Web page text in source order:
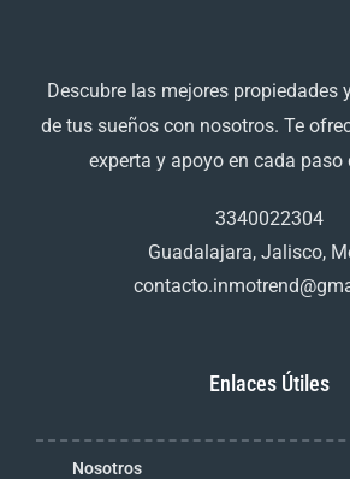
Descubre las mejores propiedades
de tus sueños con nosotros. Te
experta y apoyo en cada paso
3340022304
Guadalajara, Jalisco,
Enlaces Útiles
Nosotros